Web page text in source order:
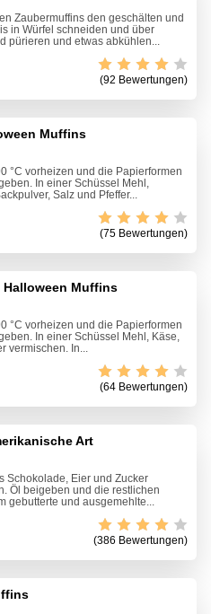
Zaubermuffins den geschälten und
in Würfel schneiden und über
pürieren und etwas abkühlen...
(92 Bewertungen)
Muffins
°C vorheizen und die Papierformen
In einer Schüssel Mehl,
Salz und Pfeffer...
(75 Bewertungen)
Halloween Muffins
°C vorheizen und die Papierformen
In einer Schüssel Mehl, Käse,
vermischen. In...
(64 Bewertungen)
Art
Schokolade, Eier und Zucker
Öl beigeben und die restlichen
gebutterte und ausgemehlte...
(386 Bewertungen)